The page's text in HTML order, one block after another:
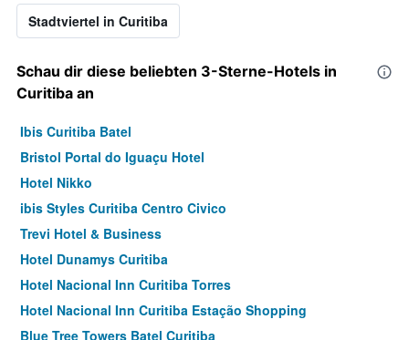
Stadtviertel in Curitiba
Schau dir diese beliebten 3-Sterne-Hotels in
Curitiba an
Ibis Curitiba Batel
Bristol Portal do Iguaçu Hotel
Hotel Nikko
ibis Styles Curitiba Centro Civico
Trevi Hotel & Business
Hotel Dunamys Curitiba
Hotel Nacional Inn Curitiba Torres
Hotel Nacional Inn Curitiba Estação Shopping
Blue Tree Towers Batel Curitiba